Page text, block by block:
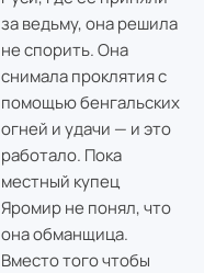
за ведьму, она решила
не спорить. Она
снимала проклятия с
помощью бенгальских
огней и удачи — и это
работало. Пока
местный купец
Яромир не понял, что
она обманщица.
Вместо того чтобы